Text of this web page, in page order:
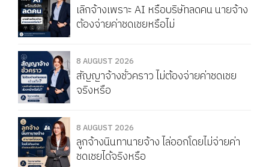
เลิกจ้างเพราะ AI หรือบริษัทลดคน นายจ้าง
ต้องจ่ายค่าชดเชยหรือไม่
8 AUGUST 2026
สัญญาจ้างชั่วคราว ไม่ต้องจ่ายค่าชดเชย
จริงหรือ
8 AUGUST 2026
ลูกจ้างนินทานายจ้าง ไล่ออกโดยไม่จ่ายค่า
ชดเชยได้จริงหรือ